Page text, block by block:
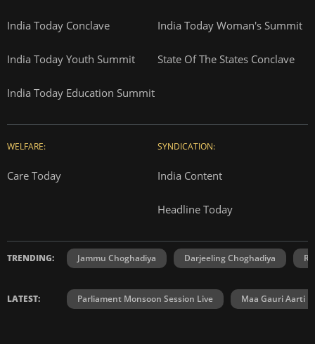
India Today Conclave India Today Woman's Summit
India Today Youth Summit State Of The States Conclave
India Today Education Summit
WELFARE:
Care Today
SYNDICATION:
India Content
Headline Today
TRENDING: Jammu Choghadiya Darjeeling Choghadiya
LATEST: Parliament Monsoon Session Live Maa Gauri Aarti